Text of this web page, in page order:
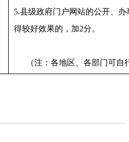
5.县级政府门户网站的公开、
得较好效果的，加2分。
（注：各地区、各部门可自